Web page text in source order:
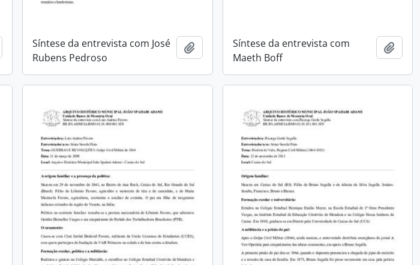
Adicionar a área de transferência
Síntese da entrevista com José
Rubens Pedroso
Adicionar a área de transferência
Síntese da entrevista com
Maeth Boff